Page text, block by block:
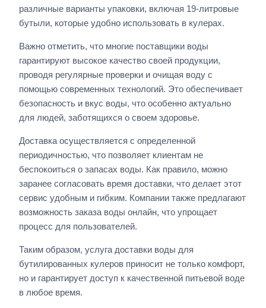
различные варианты упаковки, включая 19-литровые
бутыли, которые удобно использовать в кулерах.
Важно отметить, что многие поставщики воды
гарантируют высокое качество своей продукции,
проводя регулярные проверки и очищая воду с
помощью современных технологий. Это обеспечивает
безопасность и вкус воды, что особенно актуально
для людей, заботящихся о своем здоровье.
Доставка осуществляется с определенной
периодичностью, что позволяет клиентам не
беспокоиться о запасах воды. Как правило, можно
заранее согласовать время доставки, что делает этот
сервис удобным и гибким. Компании также предлагают
возможность заказа воды онлайн, что упрощает
процесс для пользователей.
Таким образом, услуга доставки воды для
бутилированных кулеров приносит не только комфорт,
но и гарантирует доступ к качественной питьевой воде
в любое время.